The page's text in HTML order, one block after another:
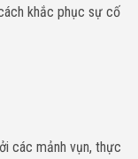
khắc phục sự cố
các mảnh vụn, thực